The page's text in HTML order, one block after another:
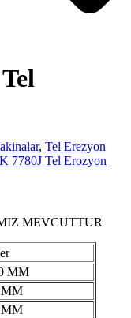
, Tel Erezyon
7780J Tel Erozyon
MEVCUTTUR
MM
MM
MM